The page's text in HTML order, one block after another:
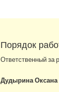
Порядок
Ответственный за
Дудырина Оксана